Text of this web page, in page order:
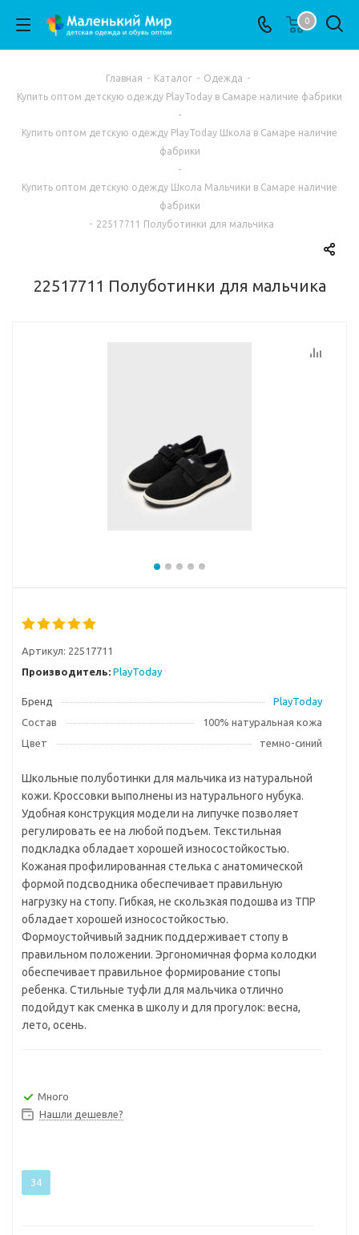
0
Главная - Каталог - Одежда -
Купить оптом детскую одежду PlayToday в Самаре наличие фабрики
-
Купить оптом детскую одежду PlayToday Школа в Самаре наличие
фабрики
-
Купить оптом детскую одежду Школа Мальчики в Самаре наличие
фабрики
- 22517711 Полуботинки для мальчика
22517711 Полуботинки для мальчика
Артикул: 22517711
Производитель: PlayToday
Бренд
PlayToday
Состав
100% натуральная кожа
Цвет
темно-синий
Школьные полуботинки для мальчика из натуральной
кожи. Кроссовки выполнены из натурального нубука.
Удобная конструкция модели на липучке позволяет
регулировать ее на любой подъем. Текстильная
подкладка обладает хорошей износостойкостью.
Кожаная профилированная стелька с анатомической
формой подсводника обеспечивает правильную
нагрузку на стопу. Гибкая, не скользкая подошва из ТПР
обладает хорошей износостойкостью.
Формоустойчивый задник поддерживает стопу в
правильном положении. Эргономичная форма колодки
обеспечивает правильное формирование стопы
ребенка. Стильные туфли для мальчика отлично
подойдут как сменка в школу и для прогулок: весна,
лето, осень.
Много
Нашли дешевле?
34